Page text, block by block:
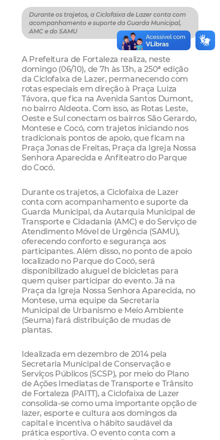
Durante os trajetos, a Ciclofaixa de Lazer conta com
acompanhamento e suporte da Guarda Municipal,
AMC e do SAMU
A Prefeitura de Fortaleza realiza, neste
domingo (06/10), de 7h às 13h, a 250ª edição
da Ciclofaixa de Lazer, permanecendo com
rotas especiais em direção à Praça Luiza
Távora, que fica na Avenida Santos Dumont,
no bairro Aldeota. Com isso, as Rotas Leste,
Oeste e Sul conectam os bairros São Gerardo,
Montese e Cocó, com trajetos iniciando nos
tradicionais pontos de apoio, que ficam na
Praça Jonas de Freitas, Praça da Igreja Nossa
Senhora Aparecida e Anfiteatro do Parque
do Cocó.
Durante os trajetos, a Ciclofaixa de Lazer
conta com acompanhamento e suporte da
Guarda Municipal, da Autarquia Municipal de
Transporte e Cidadania (AMC) e do Serviço de
Atendimento Móvel de Urgência (SAMU),
oferecendo conforto e segurança aos
participantes. Além disso, no ponto de apoio
localizado no Parque do Cocó, será
disponibilizado aluguel de bicicletas para
quem quiser participar do evento. Já na
Praça da Igreja Nossa Senhora Aparecida, no
Montese, uma equipe da Secretaria
Municipal de Urbanismo e Meio Ambiente
(Seuma) fará distribuição de mudas de
plantas.
Idealizada em dezembro de 2014 pela
Secretaria Municipal de Conservação e
Serviços Públicos (SCSP), por meio do Plano
de Ações Imediatas de Transporte e Trânsito
de Fortaleza (PAITT), a Ciclofaixa de Lazer
consolida-se como uma importante opção de
lazer, esporte e cultura aos domingos da
capital e incentiva o hábito saudável da
prática esportiva. O evento conta com a